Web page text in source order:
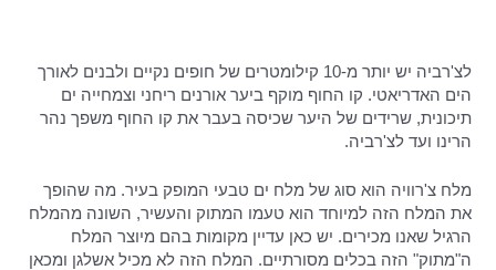
לצ'רביה יש יותר מ-10 קילומטרים של חופים נקיים ולבנים לאורך
הים האדריאטי. קו החוף מוקף ביער אורנים ריחני וצמחייה ים
תיכונית, שרידים של היער שכיסה בעבר את קו החוף משפך נהר
הרינו ועד לצ'רביה.
מלח צ'רוויה הוא סוג של מלח ים טבעי המופק בעיר. מה שהופך
את המלח הזה למיוחד הוא טעמו המתוק והעשיר, השונה מהמלח
הרגיל שאנו מכירים. יש כאן עדיין מקומות בהם מיוצר המלח
ה"מתוק" הזה בכלים מסורתיים. המלח הזה לא מכיל אשלגן ומכאן